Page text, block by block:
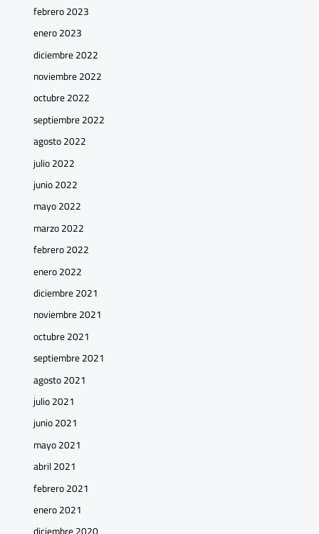
febrero 2023
enero 2023
diciembre 2022
noviembre 2022
octubre 2022
septiembre 2022
agosto 2022
julio 2022
junio 2022
mayo 2022
marzo 2022
febrero 2022
enero 2022
diciembre 2021
noviembre 2021
octubre 2021
septiembre 2021
agosto 2021
julio 2021
junio 2021
mayo 2021
abril 2021
febrero 2021
enero 2021